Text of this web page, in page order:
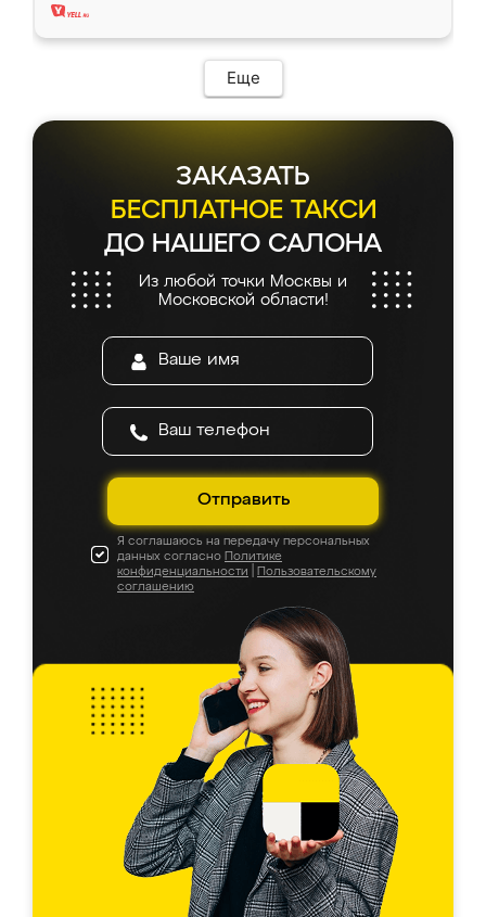
Еще
ЗАКАЗАТЬ
БЕСПЛАТНОЕ ТАКСИ
ДО НАШЕГО САЛОНА
Из любой точки Москвы и
Московской области!
Отправить
Я соглашаюсь на передачу персональных
данных согласно Политике
конфиденциальности
Пользовательскому
соглашению